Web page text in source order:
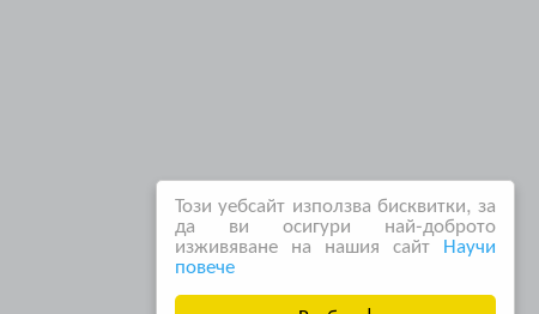
Този уебсайт използва бисквитки, за
да ви осигури най-доброто
изживяване на нашия сайт Научи
повече